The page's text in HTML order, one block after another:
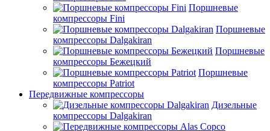
Поршневые
компрессоры Fini
Поршневые
компрессоры Dalgakiran
Поршневые
компрессоры Бежецкий
Поршневые
компрессоры Patriot
Передвижные компрессоры
Дизельные
компрессоры Dalgakiran